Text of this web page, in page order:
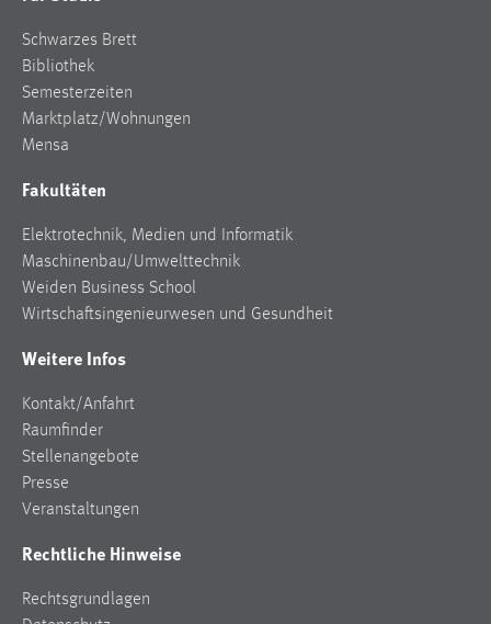
Schwarzes Brett
Bibliothek
Semesterzeiten
Marktplatz/Wohnungen
Mensa
Fakultäten
Elektrotechnik, Medien und Informatik
Maschinenbau/Umwelttechnik
Weiden Business School
Wirtschaftsingenieurwesen und Gesundheit
Weitere Infos
Kontakt/Anfahrt
Raumfinder
Stellenangebote
Presse
Veranstaltungen
Rechtliche Hinweise
Rechtsgrundlagen
Name:
_pk_ref, _pk_cvar, _pk_id, _pk_ses
Zweck:
Zugriffsstatistik
Max. 13 Monate
MARKETING
Marketing Cookies werden von Drittanbietern
Sie tun dies, indem sie Besucher über Websites
hinweg verfolgen.
Google Ads
_gcl_au
Anbieter: